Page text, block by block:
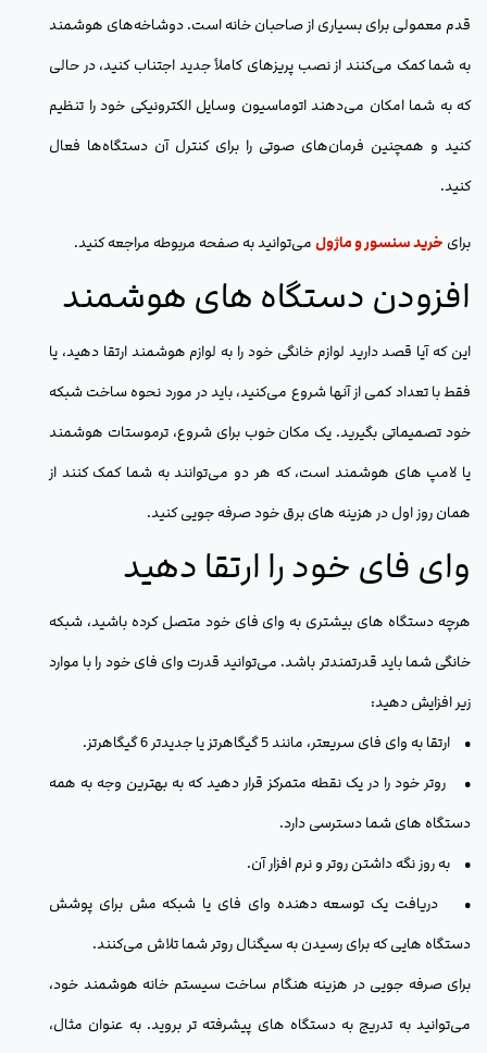
قدم معمولی برای بسیاری از صاحبان خانه است. دوشاخه‌های هوشمند
به شما کمک می‌کنند از نصب پریزهای کاملاً جدید اجتناب کنید، در حالی
که به شما امکان می‌دهند اتوماسیون وسایل الکترونیکی خود را تنظیم
کنید و همچنین فرمان‌های صوتی را برای کنترل آن دستگاه‌ها فعال
کنید.
برای خرید سنسور و ماژول می‌توانید به صفحه مربوطه مراجعه کنید.
افزودن دستگاه های هوشمند
این که آیا قصد دارید لوازم خانگی خود را به لوازم هوشمند ارتقا دهید، یا
فقط با تعداد کمی از آنها شروع می‌کنید، باید در مورد نحوه ساخت شبکه
خود تصمیماتی بگیرید. یک مکان خوب برای شروع، ترموستات هوشمند
یا لامپ های هوشمند است، که هر دو می‌توانند به شما کمک کنند از
همان روز اول در هزینه های برق خود صرفه جویی کنید.
وای فای خود را ارتقا دهید
هرچه دستگاه های بیشتری به وای فای خود متصل کرده باشید، شبکه
خانگی شما باید قدرتمندتر باشد. می‌توانید قدرت وای فای خود را با موارد
زیر افزایش دهید:
• ارتقا به وای فای سریعتر، مانند 5 گیگاهرتز یا جدیدتر 6 گیگاهرتز.
• روتر خود را در یک نقطه متمرکز قرار دهید که به بهترین وجه به همه
دستگاه های شما دسترسی دارد.
• به روز نگه داشتن روتر و نرم افزار آن.
• دریافت یک توسعه دهنده وای فای یا شبکه مش برای پوشش
دستگاه هایی که برای رسیدن به سیگنال روتر شما تلاش می‌کنند.
برای صرفه جویی در هزینه هنگام ساخت سیستم خانه هوشمند خود،
می‌توانید به تدریج به دستگاه های پیشرفته تر بروید. به عنوان مثال،